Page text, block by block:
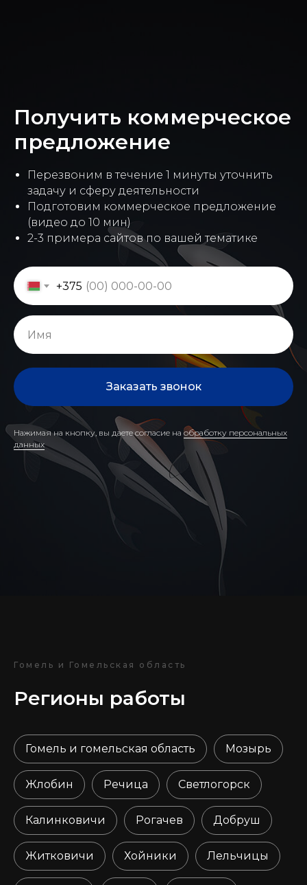
Получить коммерческое
предложение
Перезвоним в течение 1 минуты уточнить
задачу и сферу деятельности
Подготовим коммерческое предложение
(видео до 10 мин)
2-3 примера сайтов по вашей тематике
+375
Заказать звонок
Нажимая на кнопку, вы даете согласие на обработку персональных
данных
Гомель и Гомельская область
Регионы работы
Гомель и гомельская область Мозырь
Жлобин Речица Светлогорск
Калинковичи Рогачев Добруш
Житковичи Хойники Лельчицы